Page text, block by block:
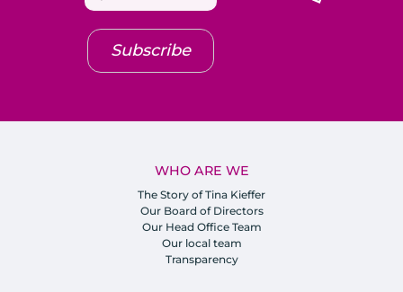
WHO ARE WE
The Story of Tina Kieffer
Our Board of Directors
Our Head Office Team
Our local team
Transparency
Subscribe